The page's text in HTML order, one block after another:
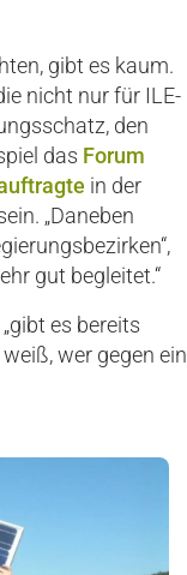
gibt es kaum.
nicht nur für ILE-
den
das Forum
in der
„Daneben
gut begleitet.“
es bereits
wer gegen ein